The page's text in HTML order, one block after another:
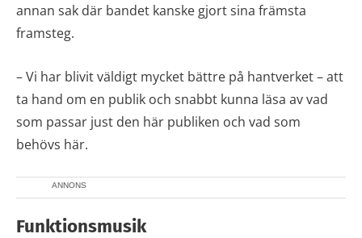
annan sak där bandet kanske gjort sina främsta
framsteg.
– Vi har blivit väldigt mycket bättre på hantverket – att
ta hand om en publik och snabbt kunna läsa av vad
som passar just den här publiken och vad som
behövs här.
ANNONS
Funktionsmusik